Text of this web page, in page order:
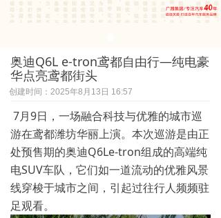
奥迪Q6L e-tron鸢都自由行—纯电豪
华点亮鸢都街头
创建时间： 2025年8月13日 16:57
7月9日，一场融合科技与优雅的城市巡
游在鸢都潍坊华丽上演。本次巡游是由正
处预售期的奥迪Q6Le-tron组成的高端纯
电SUV车队，它们如一道流动的优雅风景
线穿梭于城市之间，引起过往行人频频驻
足观看。